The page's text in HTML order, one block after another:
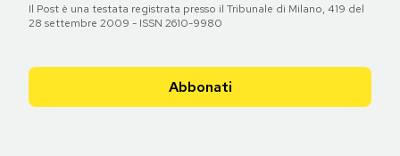
Il Post è una testata registrata presso il Tribunale di Milano, 419 del
28 settembre 2009 - ISSN 2610-9980
Abbonati